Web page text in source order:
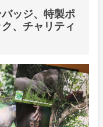
ッジ、特製ポ
、チャリティ